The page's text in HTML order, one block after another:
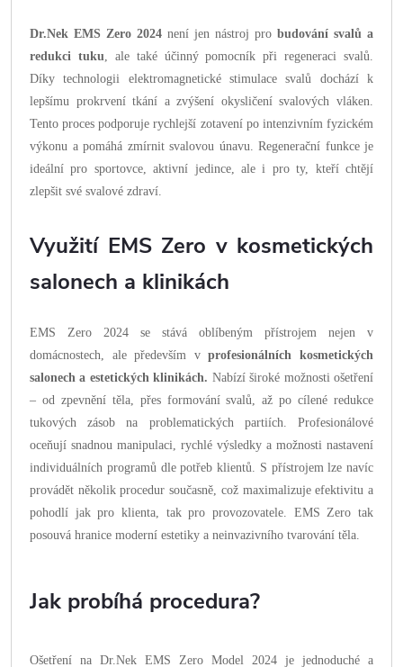
Dr.Nek EMS Zero 2024 není jen nástroj pro budování svalů a
redukci tuku , ale také účinný pomocník při regeneraci svalů.
Díky technologii elektromagnetické stimulace svalů dochází k
lepšímu prokrvení tkání a zvýšení okysličení svalových vláken.
Tento proces podporuje rychlejší zotavení po intenzivním fyzickém
výkonu a pomáhá zmírnit svalovou únavu. Regenerační funkce je
ideální pro sportovce, aktivní jedince, ale i pro ty, kteří chtějí
zlepšit své svalové zdraví.
Využití EMS Zero v kosmetických
salonech a klinikách
EMS Zero 2024 se stává oblíbeným přístrojem nejen v
domácnostech, ale především vprofesionálních kosmetických
salonech a estetických klinikách. Nabízí široké možnosti ošetření
– od zpevnění těla, přes formování svalů, až po cílené redukce
tukových zásob na problematických partiích. Profesionálové
oceňují snadnou manipulaci, rychlé výsledky a možnosti nastavení
individuálních programů dle potřeb klientů. S přístrojem lze navíc
provádět několik procedur současně, což maximalizuje efektivitu a
pohodlí jak pro klienta, tak pro provozovatele. EMS Zero tak
posouvá hranice moderní estetiky a neinvazivního tvarování těla.
Jak probíhá procedura?
Ošetření na Dr.Nek EMS Zero Model 2024 je jednoduché a